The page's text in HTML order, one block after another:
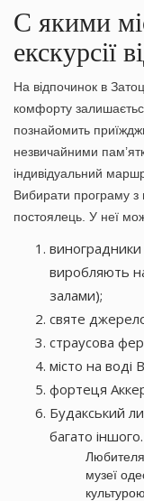
C якими
екскурсії
На відпочинок в
комфорту
познайомить
незвичайними
індивідуальний
Вибирати програму з
постоялець. У неї
виробляють
залами);
святе
страусова
місто на воді
фортеця
Будакський
багато іншого.
музеї